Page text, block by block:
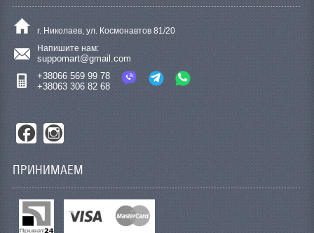
г. Николаев, ул. Космонавтов 81/20
Напишите нам:
suppomart@gmail.com
+38066 569 99 78
+38063 306 82 68
ПРИНИМАЕМ